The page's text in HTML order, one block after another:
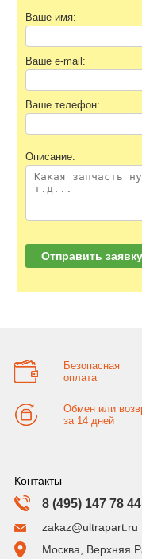
Ваше имя:
Ваше e-mail:
Ваше телефон:
Описание:
Безопасная
оплата
Обмен или
за 14 дней
Контакты
8 (495) 147 78 44
zakaz@ultrapart.ru
Москва, Верхняя